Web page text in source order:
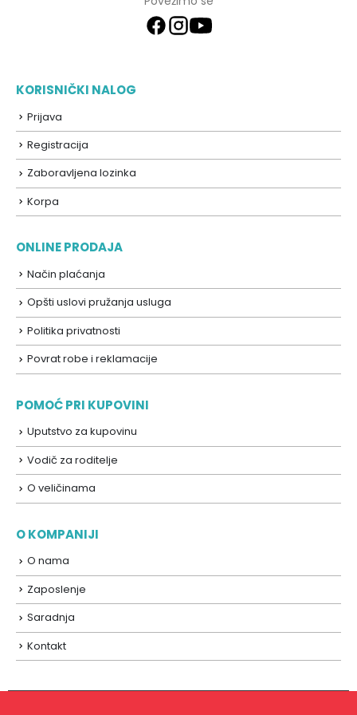
KORISNIČKI NALOG
Prijava
Registracija
Zaboravljena lozinka
Korpa
ONLINE PRODAJA
Način plaćanja
Opšti uslovi pružanja usluga
Politika privatnosti
Povrat robe i reklamacije
POMOĆ PRI KUPOVINI
Uputstvo za kupovinu
Vodič za roditelje
O veličinama
O KOMPANIJI
O nama
Zaposlenje
Saradnja
Kontakt